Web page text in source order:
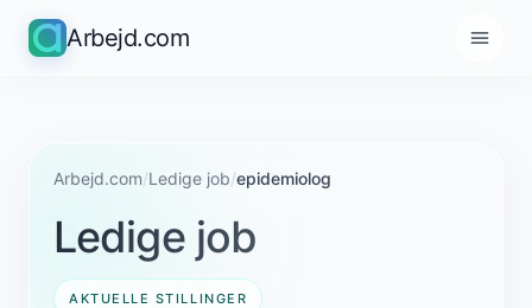
Arbejd.com
Arbejd.com/Ledige job/epidemiolog
Ledige job
AKTUELLE STILLINGER